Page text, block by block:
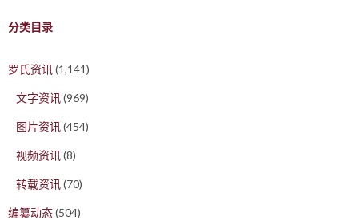
分类目录
罗氏资讯(1,141)
文字资讯(969)
图片资讯(454)
视频资讯(8)
转载资讯(70)
编纂动态(504)